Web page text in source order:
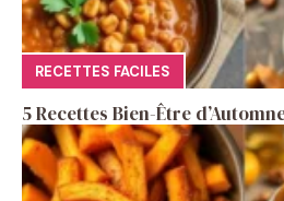
RECETTES FACILES
5 Recettes Bien-Être